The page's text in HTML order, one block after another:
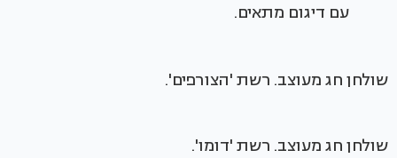
עם דיגום מתאים.
שולחן חג מעוצב. רשת 'הצורפים'.
שולחן חג מעוצב. רשת 'דומו'.